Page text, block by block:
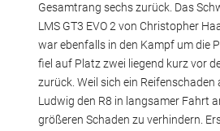
Gesamtrang sechs zurück. Das
LMS GT3 EVO 2 von Christopher
war ebenfalls in den Kampf um die
fiel auf Platz zwei liegend kurz vor
zurück. Weil sich ein
Ludwig den R8 in langsamer Fahrt
größeren Schaden zu verhindern.